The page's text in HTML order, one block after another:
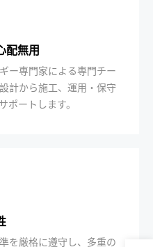
配無用
ー専門家による専門チー
計から施工、運用・保守
ポートします。
を厳格に遵守し、多重の